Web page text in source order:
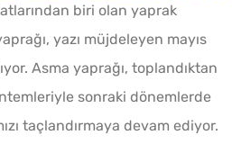
biri olan yaprak
yazı müjdeleyen mayıs
Asma yaprağı, toplandıktan
sonraki dönemlerde
taçlandırmaya devam ediyor.